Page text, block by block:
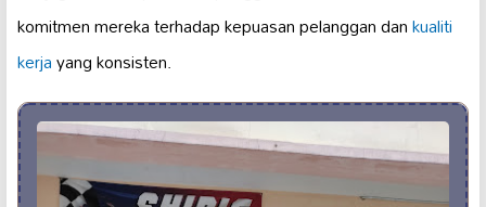
komitmen mereka terhadap kepuasan pelanggan dankualiti
kerjayang konsisten.